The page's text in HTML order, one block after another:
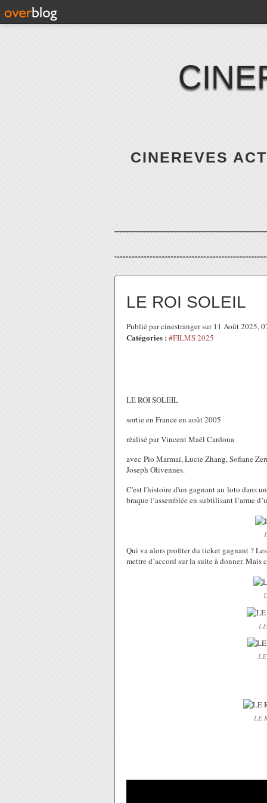
CINEREVES
LE ROI SOLEIL
Publié par cinestranger sur 11 Août 2025,
Catégories : #FILMS 2025
LE ROI SOLEIL
sortie en France en août 2005
réalisé par Vincent Maël Cardona
avec Pio Marmaï, Lucie Zhang, Sofiane
Joseph Olivennes.
C'est l'histoire d'un gagnant au loto dans
braque l’assemblée en subtilisant l’arme
Qui va alors profiter du ticket gagnant ?
mettre d’accord sur la suite à donner. Mais
LE